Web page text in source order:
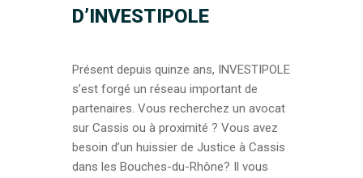
D’INVESTIPOLE
Présent depuis quinze ans, INVESTIPOLE
s’est forgé un réseau important de
partenaires. Vous recherchez un avocat
sur Cassis ou à proximité ? Vous avez
besoin d’un huissier de Justice à Cassis
dans les Bouches-du-Rhône? Il vous